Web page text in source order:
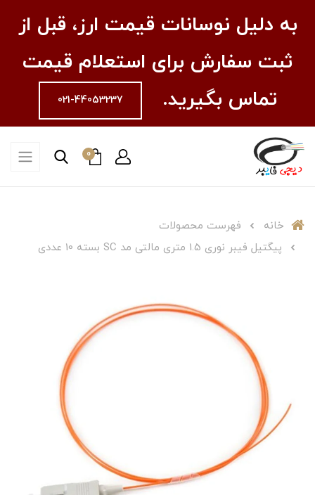
به دلیل نوسانات قیمت ارز، قبل از
ثبت سفارش برای استعلام قیمت
تماس بگیرید.
021-44053237
0
خانه
فهرست محصولات
پیگتیل فیبر نوری 1.5 متری مالتی مد SC بسته 10 عددی